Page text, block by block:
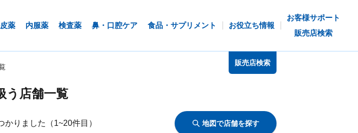
薬 内服薬 検査薬 鼻・口腔ケア 食品・サプリメント お役立ち情報
お客様サポート
販売店検索
販売店検索
店舗一覧
かりました （1~20件目） 地図で店舗を探す